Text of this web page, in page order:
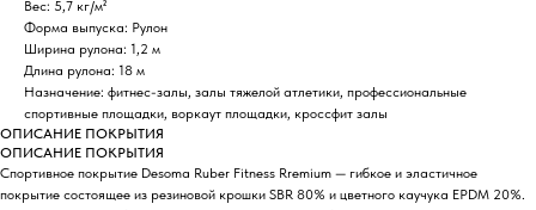
Вес: 5,7 кг/м²
Форма выпуска: Рулон
Ширина рулона: 1,2 м
Длина рулона: 18 м
Назначение: фитнес-залы, залы тяжелой атлетики, профессиональные
спортивные площадки, воркаут площадки, кроссфит залы
ОПИСАНИЕ ПОКРЫТИЯ
ОПИСАНИЕ ПОКРЫТИЯ
Спортивное покрытие Desoma Ruber Fitness Rremium — гибкое и эластичное
покрытие состоящее из резиновой крошки SBR 80% и цветного каучука EPDM 20%.